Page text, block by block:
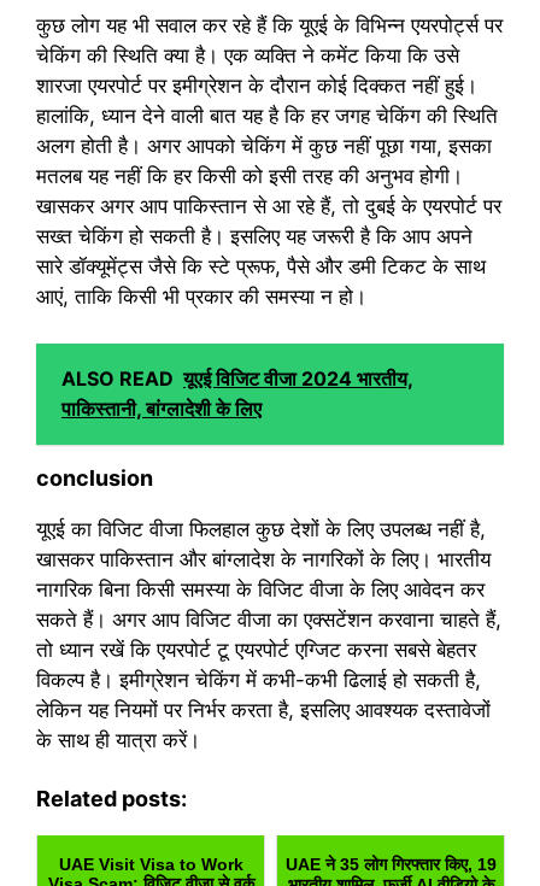
कुछ लोग यह भी सवाल कर रहे हैं कि यूएई के विभिन्न एयरपोर्ट्स पर
चेकिंग की स्थिति क्या है। एक व्यक्ति ने कमेंट किया कि उसे
शारजा एयरपोर्ट पर इमीग्रेशन के दौरान कोई दिक्कत नहीं हुई।
हालांकि, ध्यान देने वाली बात यह है कि हर जगह चेकिंग की स्थिति
अलग होती है। अगर आपको चेकिंग में कुछ नहीं पूछा गया, इसका
मतलब यह नहीं कि हर किसी को इसी तरह की अनुभव होगी।
खासकर अगर आप पाकिस्तान से आ रहे हैं, तो दुबई के एयरपोर्ट पर
सख्त चेकिंग हो सकती है। इसलिए यह जरूरी है कि आप अपने
सारे डॉक्यूमेंट्स जैसे कि स्टे प्रूफ, पैसे और डमी टिकट के साथ
आएं, ताकि किसी भी प्रकार की समस्या न हो।
ALSO READ यूएई विजिट वीजा 2024 भारतीय,
पाकिस्तानी, बांग्लादेशी के लिए
conclusion
यूएई का विजिट वीजा फिलहाल कुछ देशों के लिए उपलब्ध नहीं है,
खासकर पाकिस्तान और बांग्लादेश के नागरिकों के लिए। भारतीय
नागरिक बिना किसी समस्या के विजिट वीजा के लिए आवेदन कर
सकते हैं। अगर आप विजिट वीजा का एक्सटेंशन करवाना चाहते हैं,
तो ध्यान रखें कि एयरपोर्ट टू एयरपोर्ट एग्जिट करना सबसे बेहतर
विकल्प है। इमीग्रेशन चेकिंग में कभी-कभी ढिलाई हो सकती है,
लेकिन यह नियमों पर निर्भर करता है, इसलिए आवश्यक दस्तावेजों
के साथ ही यात्रा करें।
Related posts:
UAE Visit Visa to Work
UAE ने 35 लोग गिरफ्तार किए, 19